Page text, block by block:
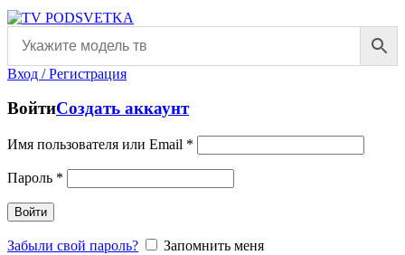
Вход / Регистрация
ВойтиСоздать аккаунт
Имя пользователя или Email *
Пароль *
Войти
Забыли свой пароль?
Запомнить меня